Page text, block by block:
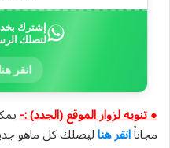
إشترك
لتصلك
انقر
● تنويه لزوار الموقع (الجدد) :-
مجاناًانقر هناليصلك كل ماهو